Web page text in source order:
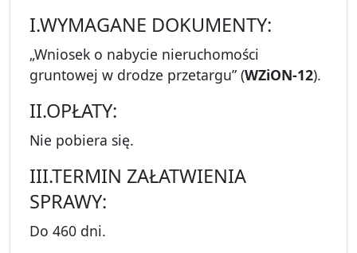
I.WYMAGANE DOKUMENTY:
„Wniosek o nabycie nieruchomości
gruntowej w drodze przetargu” (WZiON-12).
II.OPŁATY:
Nie pobiera się.
III.TERMIN ZAŁATWIENIA
SPRAWY:
Do 460 dni.